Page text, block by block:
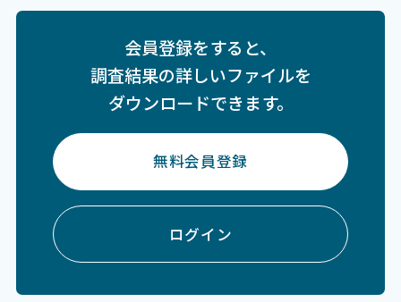
会員登録をすると、
調査結果の詳しいファイルを
ダウンロードできます。
無料会員登録
ログイン